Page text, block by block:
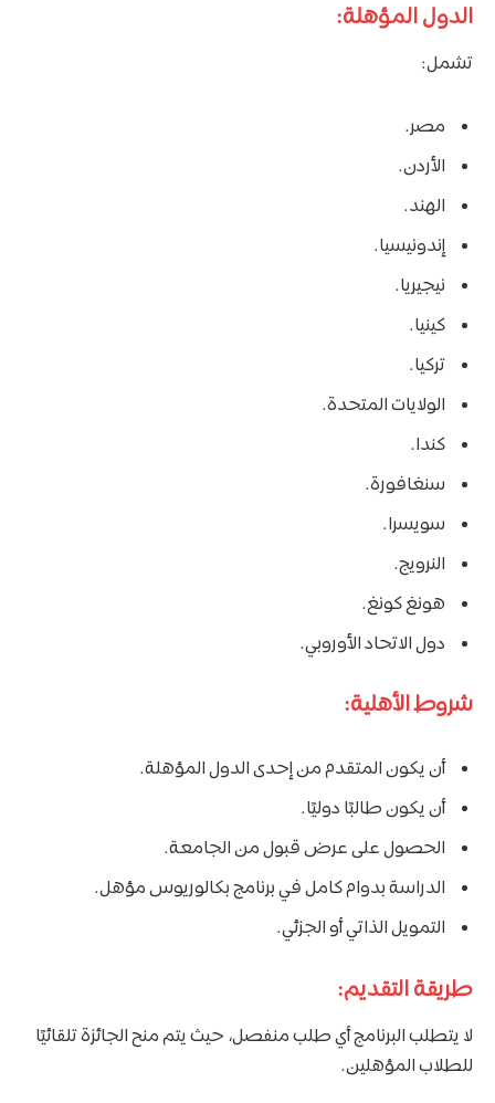
الدول المؤهلة:
تشمل:
مصر.
الأردن.
الهند.
إندونيسيا.
نيجيريا.
كينيا.
تركيا.
الولايات المتحدة.
كندا.
سنغافورة.
سويسرا.
النرويج.
هونغ كونغ.
دول الاتحاد الأوروبي.
شروط الأهلية:
أن يكون المتقدم من إحدى الدول المؤهلة.
أن يكون طالبًا دوليًا.
الحصول على عرض قبول من الجامعة.
الدراسة بدوام كامل في برنامج بكالوريوس مؤهل.
التمويل الذاتي أو الجزئي.
طريقة التقديم:
لا يتطلب البرنامج أي طلب منفصل، حيث يتم منح الجائزة تلقائيًا
للطلاب المؤهلين.